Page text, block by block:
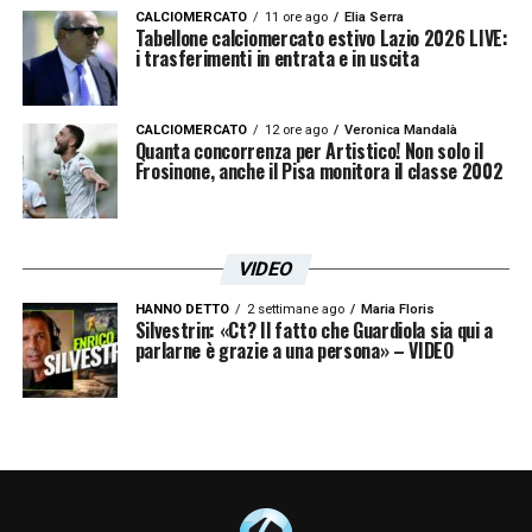
suo ruolo nellaLazio del futuro. I prossimi
mesi saranno decisivi per capire se le strade
di Gila e della Lazio continueranno a
incrociarsi oppure si separeranno.
LA PLAYLIST DELLE NOSTRE TOP NEWS
CALCIOMERCATO 11 ore ago Elia Serra
Tabellone calciomercato estivo Lazio 2026 LIVE:
i trasferimenti in entrata e in uscita
CALCIOMERCATO 12 ore ago Veronica Mandalà
Quanta concorrenza per Artistico! Non solo il
Frosinone, anche il Pisa monitora il classe 2002
VIDEO
HANNO DETTO 2 settimane ago Maria Floris
Silvestrin: «Ct? Il fatto che Guardiola sia qui a
parlarne è grazie a una persona» – VIDEO